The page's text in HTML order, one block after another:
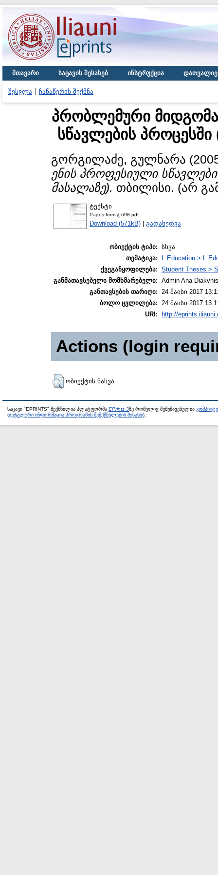
მთავარი საცავის შესახებ ინსტრუქცია
შესვლა ჩანაწერის შექმნა
პრობლემური
სწავლების
გორგილაძე, გულნარა
ენის პროფესიული
მასალაზე). თბილისი. (არ
ტექსტი
Pages from გ-698.pdf
Download (571kB) | გადახედვა
ობიექტის ტიპი: სხვა
თემატიკა:
L Education > L
ქვეგანყოფილება: Student Theses >
განმათავსებელი მომხმარებელი: Admin Ana
განთავსების თარიღი: 24 მაისი 2017
ბოლო ცვლილება: 24 მაისი 2017
URI:
http://
Actions (login
ობიექტის ნახვა
საცავი "EPRINTS" შექმნილია პლატფორმა EPrints 3ზე რომელიც შემუშავებულია
დეტალური ინფორმაცია პროგრამის შემქმნელების შესახებ.